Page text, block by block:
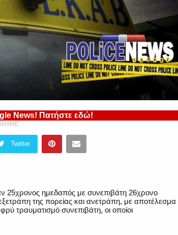
News! Πατήστε εδώ!
Twitter
25χρονος ημεδαπός με συνεπιβάτη 26χρονο
της πορείας και ανετράπη, με αποτέλεσμα
τραυματισμό συνεπιβάτη, οι οποίοι